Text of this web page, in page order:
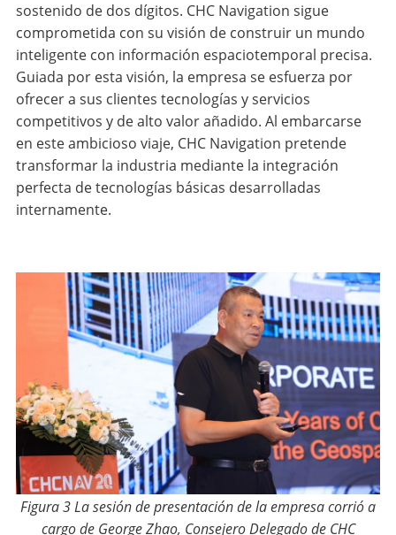
sostenido de dos dígitos. CHC Navigation sigue
comprometida con su visión de construir un mundo
inteligente con información espaciotemporal precisa.
Guiada por esta visión, la empresa se esfuerza por
ofrecer a sus clientes tecnologías y servicios
competitivos y de alto valor añadido. Al embarcarse
en este ambicioso viaje, CHC Navigation pretende
transformar la industria mediante la integración
perfecta de tecnologías básicas desarrolladas
internamente.
Figura 3 La sesión de presentación de la empresa corrió a
cargo de George Zhao, Consejero Delegado de CHC